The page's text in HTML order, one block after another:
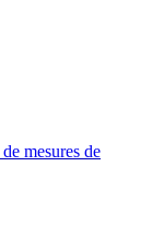
mesures de